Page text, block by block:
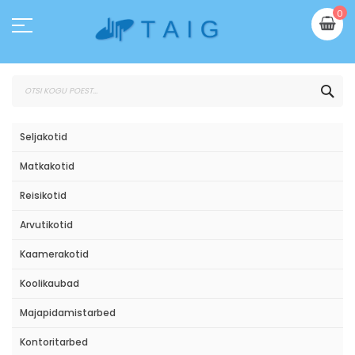
to
Content
0
Seljakotid
Matkakotid
Reisikotid
Arvutikotid
Kaamerakotid
Koolikaubad
Majapidamistarbed
Kontoritarbed